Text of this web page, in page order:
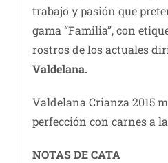
trabajo y pasión que
gama “Familia”, con
rostros de los actuales
Valdelana.
Valdelana Crianza 2015
perfección con carnes a
NOTAS DE CATA